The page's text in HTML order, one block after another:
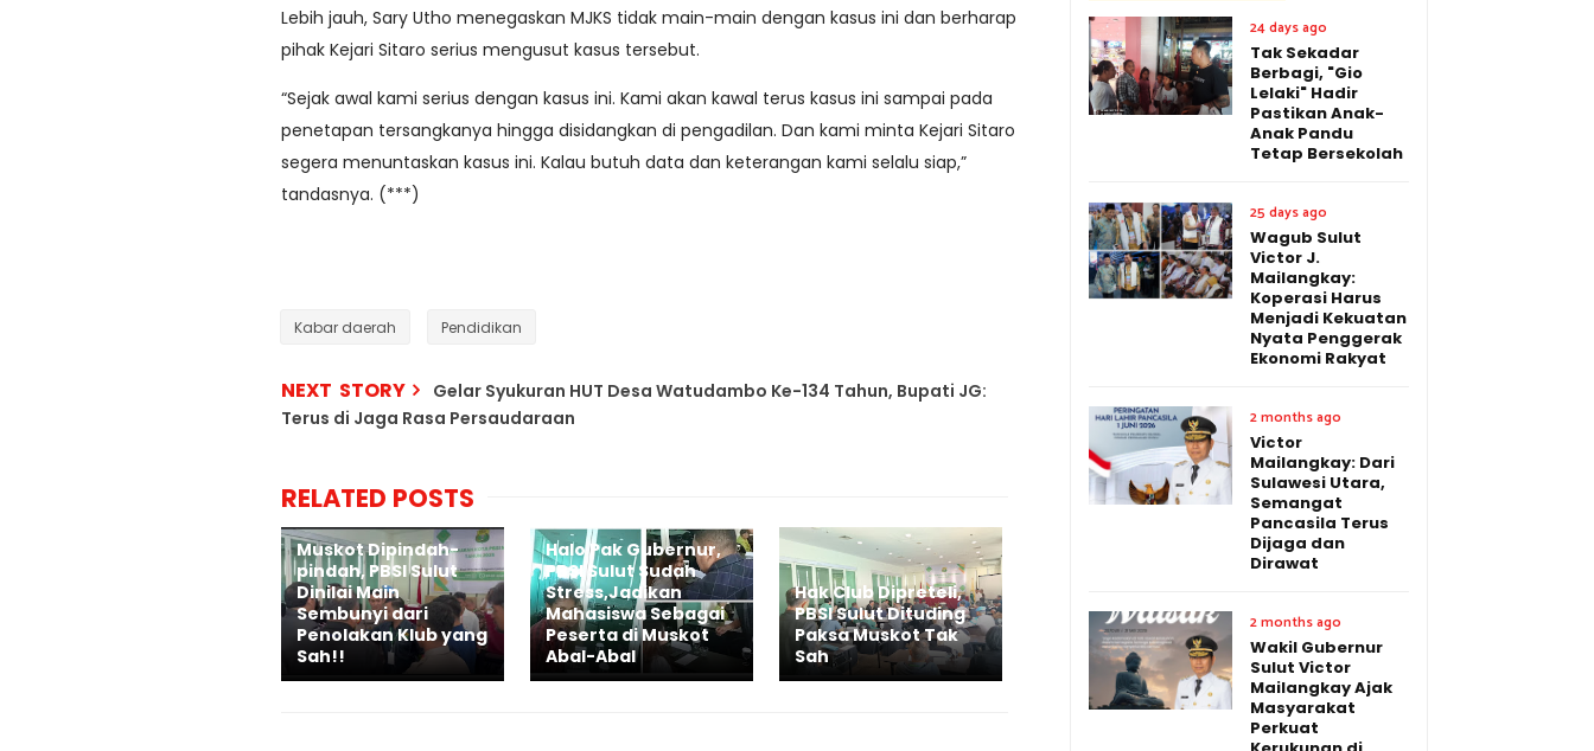
Lebih jauh, Sary Utho menegaskan MJKS tidak main-main dengan kasus ini dan berharap
pihak Kejari Sitaro serius mengusut kasus tersebut.
“Sejak awal kami serius dengan kasus ini. Kami akan kawal terus kasus ini sampai pada
penetapan tersangkanya hingga disidangkan di pengadilan. Dan kami minta Kejari Sitaro
segera menuntaskan kasus ini. Kalau butuh data dan keterangan kami selalu siap,”
tandasnya. (***)
Kabar daerah Pendidikan
NEXT STORY
Gelar Syukuran HUT Desa Watudambo Ke-134 Tahun, Bupati JG:
Terus di Jaga Rasa Persaudaraan
RELATED POSTS
Muskot Dipindah-
pindah, PBSI Sulut
Dinilai Main
Sembunyi dari
Penolakan Klub yang
Sah!!
Halo Pak Gubernur,
PBSI Sulut Sudah
Stress,Jadikan
Mahasiswa Sebagai
Peserta di Muskot
Abal-Abal
Hak Club Dipreteli,
PBSI Sulut Dituding
Paksa Muskot Tak
Sah
24 days ago
Tak Sekadar
Berbagi, "Gio
Lelaki" Hadir
Pastikan Anak-
Anak Pandu
Tetap Bersekolah
25 days ago
Wagub Sulut
Victor J.
Mailangkay:
Koperasi Harus
Menjadi Kekuatan
Nyata Penggerak
Ekonomi Rakyat
2 months ago
Victor
Mailangkay: Dari
Sulawesi Utara,
Semangat
Pancasila Terus
Dijaga dan
Dirawat
2 months ago
Wakil Gubernur
Sulut Victor
Mailangkay Ajak
Masyarakat
Perkuat